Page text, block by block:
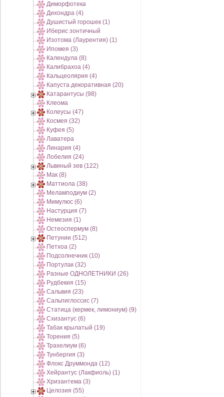
Диморфотека
Дихондра (4)
Душистый горошек (1)
Иберис зонтичный
Изотома (Лаурентия) (1)
Ипомея (3)
Календула (8)
Калибрахоа (4)
Кальцеолярия (4)
Капуста декоративная (20)
Катарантусы (98)
Клеома
Колеусы (47)
Космея (32)
Куфея (5)
Лаватера
Линария (4)
Лобелия (24)
Львиный зев (122)
Мак (8)
Маттиола (38)
Меламподиум (2)
Мимулюс (6)
Настурция (7)
Немезия (1)
Остеоспермум (8)
Петунии (512)
Петхоа (2)
Подсолнечник (10)
Портулак (32)
Разные ОДНОЛЕТНИКИ (26)
Рудбекия (15)
Сальвия (23)
Сальпиглоссис (7)
Статица (кермек, лимониум) (9)
Схизантус (6)
Табак крылатый (19)
Торения (5)
Трахелиум (6)
Тунбергия (3)
Флокс Друммонда (12)
Хейрантус (Лакфиоль) (1)
Хризантема (3)
Целозия (55)